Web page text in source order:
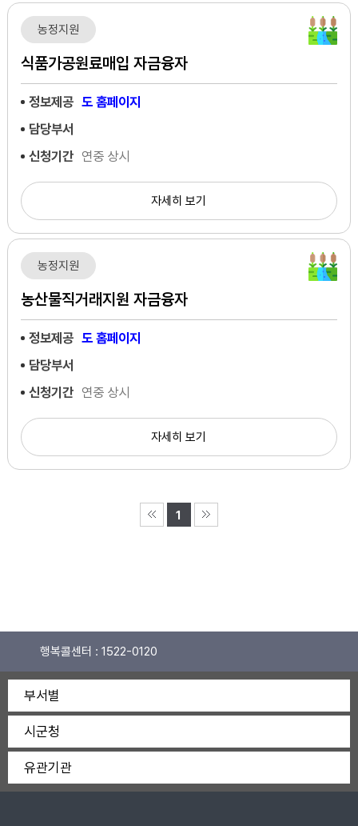
농정지원
식품가공원료매입 자금융자
정보제공 도 홈페이지
담당부서
신청기간 연중 상시
자세히 보기
농정지원
농산물직거래지원 자금융자
정보제공 도 홈페이지
담당부서
신청기간 연중 상시
자세히 보기
1
행복콜센터 : 1522-0120
부서별
시군청
유관기관